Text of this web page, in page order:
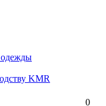
KMR
0